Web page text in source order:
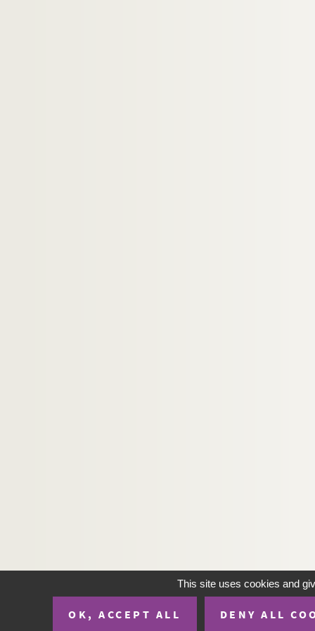
This site uses cookies and
OK, ACCEPT ALL DENY ALL